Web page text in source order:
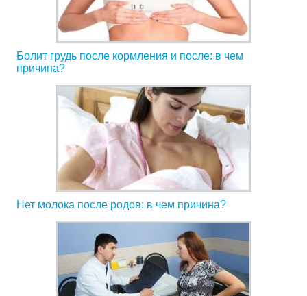
Болит грудь после кормления и после: в чем
причина?
Нет молока после родов: в чем причина?